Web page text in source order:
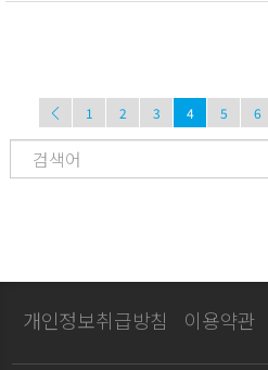
1 2 3 4 5 6
개인정보취급방침 이용약관